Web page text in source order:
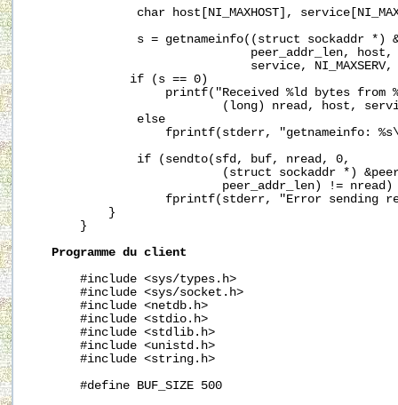
char host[NI_MAXHOST],
s = getnameinfo((struct sockaddr *)
peer_addr_len, host,
service, NI_MAXSERV,
              if (s == 0)
printf("Received %ld bytes from
(long) nread, host,
               else
fprintf(stderr, "getnameinfo:
               if (sendto(sfd, buf, nread, 0,
(struct sockaddr *)
                           peer_addr_len) != nread)
fprintf(stderr, "Error sending
           }
       }
Programme du client
       #include <sys/types.h>
       #include <sys/socket.h>
       #include <netdb.h>
       #include <stdio.h>
       #include <stdlib.h>
       #include <unistd.h>
       #include <string.h>
       #define BUF_SIZE 500